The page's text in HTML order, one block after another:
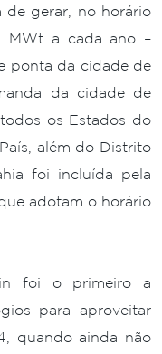
de gerar, no horário
MWt a cada ano –
ponta da cidade de
da cidade de
os Estados do
além do Distrito
foi incluída pela
adotam o horário
foi o primeiro a
para aproveitar
quando ainda não